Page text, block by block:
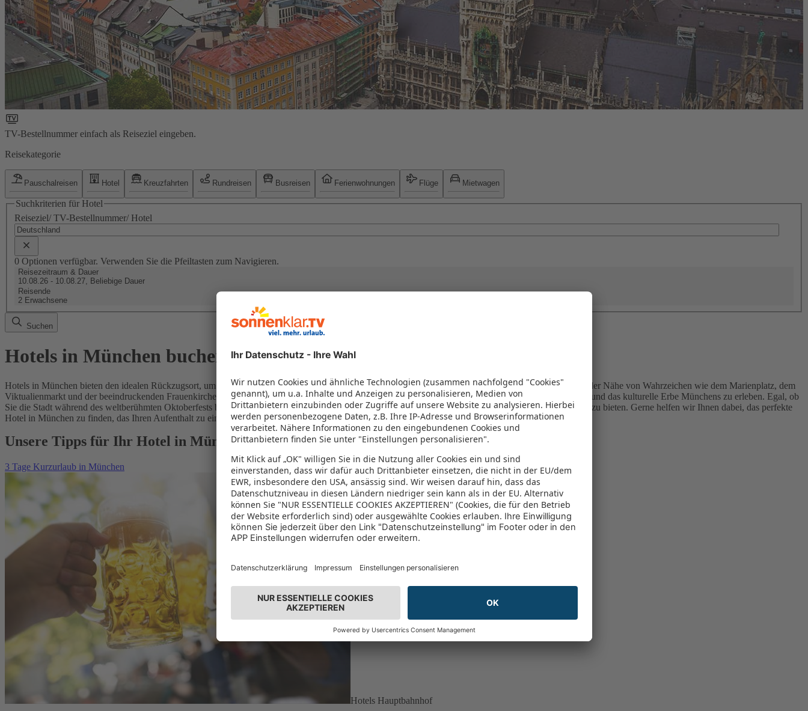
TV-Bestellnummer einfach als Reiseziel eingeben.
Reisekategorie
Pauschalreisen Hotel Kreuzfahrten Rundreisen Busreisen Ferienwohnungen Flüge Mietwagen
Suchkriterien für Hotel
Reiseziel/ TV-Bestellnummer/ Hotel
0 Optionen verfügbar. Verwenden Sie die Pfeiltasten zum Navigieren.
Reisezeitraum & Dauer
10.08.26 - 10.08.27, Beliebige Dauer
Reisende
2 Erwachsene
Suchen
Hotels in München buchen
Hotels in München bieten den idealen Rückzugsort, um die faszinierende Mischung aus bayerischer Tradition und modernem Stadtleben zu entdecken. In der Nähe von Wahrzeichen wie dem Marienplatz, dem
Viktualienmarkt und der beeindruckenden Frauenkirche gelegen, bieten diese Unterkünfte eine hervorragende Möglichkeit, die herzliche Gastfreundschaft und das kulturelle Erbe Münchens zu erleben. Egal, ob
Sie die Stadt während des weltberühmten Oktoberfests besuchen oder die zahlreichen Museen und Parks erkunden möchten, München hat für jeden etwas zu bieten. Gerne helfen wir Ihnen dabei, das perfekte
Hotel in München zu finden, das Ihren Aufenthalt zu einem unvergesslichen Erlebnis macht.
Unsere Tipps für Ihr Hotel in München
3 Tage Kurzurlaub in München
Hotels Hauptbahnhof